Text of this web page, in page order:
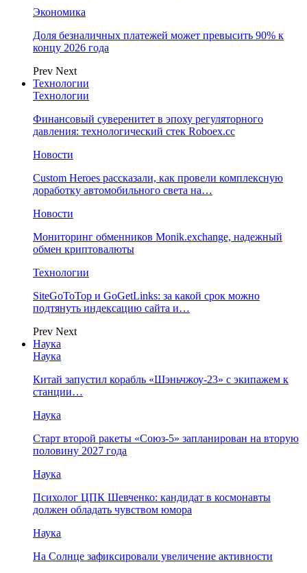
Экономика
Доля безналичных платежей может превысить 90% к
концу 2026 года
Prev Next
Технологии
Технологии
Финансовый суверенитет в эпоху регуляторного
давления: технологический стек Roboex.cc
Новости
Custom Heroes рассказали, как провели комплексную
доработку автомобильного света на…
Новости
Мониторинг обменников Monik.exchange, надежный
обмен криптовалюты
Технологии
SiteGoToTop и GoGetLinks: за какой срок можно
подтянуть индексацию сайта и…
Prev Next
Наука
Наука
Китай запустил корабль «Шэньчжоу-23» с экипажем к
станции…
Наука
Старт второй ракеты «Союз-5» запланирован на вторую
половину 2027 года
Наука
Психолог ЦПК Шевченко: кандидат в космонавты
должен обладать чувством юмора
Наука
На Солнце зафиксировали увеличение активности